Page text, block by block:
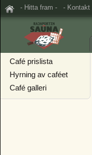
- Hitta fram - - Kontakt
Café prislista
Hyrning av caféet
Café galleri